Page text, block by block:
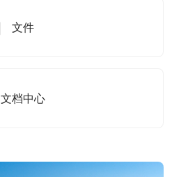
文件
文档中心